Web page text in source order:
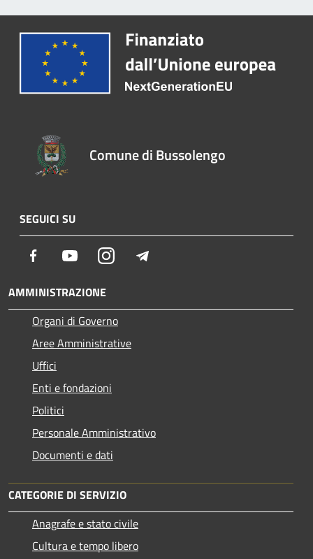
Comune di Bussolengo
SEGUICI SU
Facebook YoutubeInstagram
AMMINISTRAZIONE
Organi di Governo
Aree Amministrative
Uffici
Enti e fondazioni
Politici
Personale Amministrativo
Documenti e dati
CATEGORIE DI SERVIZIO
Anagrafe e stato civile
Cultura e tempo libero